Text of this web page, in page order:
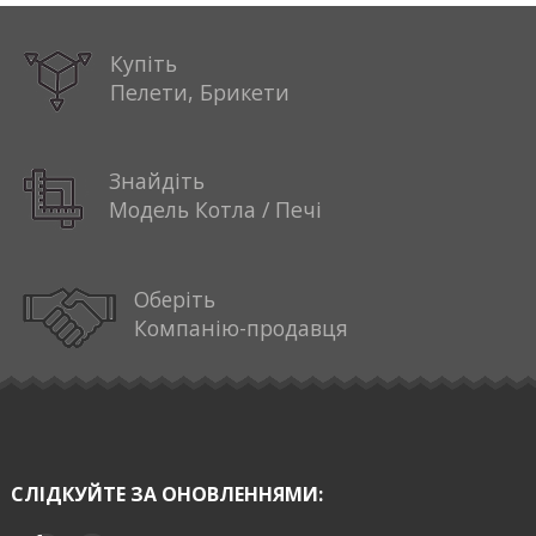
Купіть
Пелети, Брикети
Знайдіть
Модель Котла / Печі
Оберіть
Компанію-продавця
СЛІДКУЙТЕ ЗА ОНОВЛЕННЯМИ: